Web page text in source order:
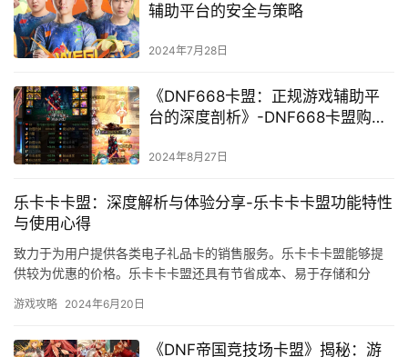
辅助平台的安全与策略
2024年7月28日
《DNF668卡盟：正规游戏辅助平
台的深度剖析》-DNF668卡盟购买
解决方案
2024年8月27日
乐卡卡卡盟：深度解析与体验分享-乐卡卡卡盟功能特性
与使用心得
致力于为用户提供各类电子礼品卡的销售服务。乐卡卡卡盟能够提
供较为优惠的价格。乐卡卡卡盟还具有节省成本、易于存储和分
游戏攻略 2024年6月20日
《DNF帝国竞技场卡盟》揭秘：游